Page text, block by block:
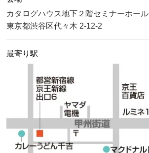
カタログハウス地下２階セミナーホール
東京都渋谷区代々木 2-12-2
最寄り駅